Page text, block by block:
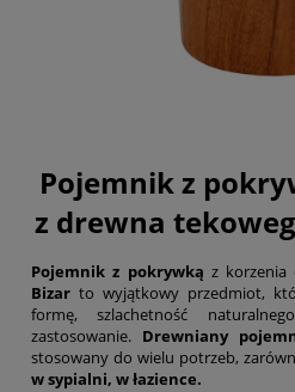
Pojemnik z
z drewna
Pojemnik z pokrywką z korzenia
Bizar to wyjątkowy przedmiot,
formę, szlachetność
zastosowanie. Drewniany
stosowany do wielu potrzeb,
w sypialni, w łazience.